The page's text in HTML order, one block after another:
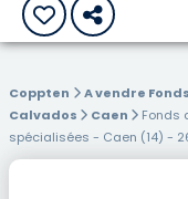
Coppten A vendre
Calvados
Caen
Fonds
spécialisées - Caen (14) -